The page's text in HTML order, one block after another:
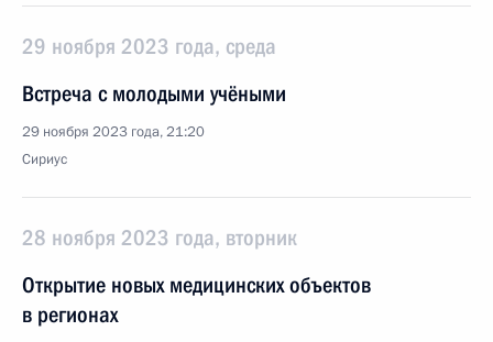
29 ноября 2023 года, среда
Встреча с молодыми учёными
29 ноября 2023 года, 21:20
Сириус
28 ноября 2023 года, вторник
Открытие новых медицинских объектов
в регионах